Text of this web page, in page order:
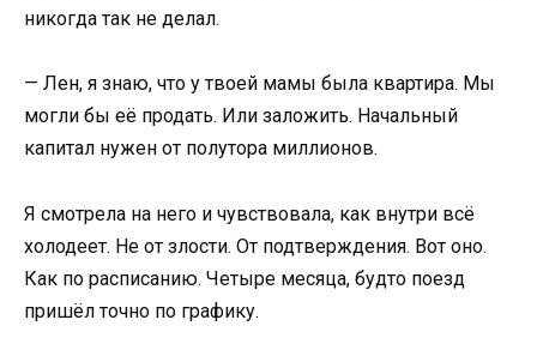
никогда так не делал.
— Лен, я знаю, что у твоей мамы была квартира. Мы
могли бы её продать. Или заложить. Начальный
капитал нужен от полутора миллионов.
Я смотрела на него и чувствовала, как внутри всё
холодеет. Не от злости. От подтверждения. Вот оно.
Как по расписанию. Четыре месяца, будто поезд
пришёл точно по графику.